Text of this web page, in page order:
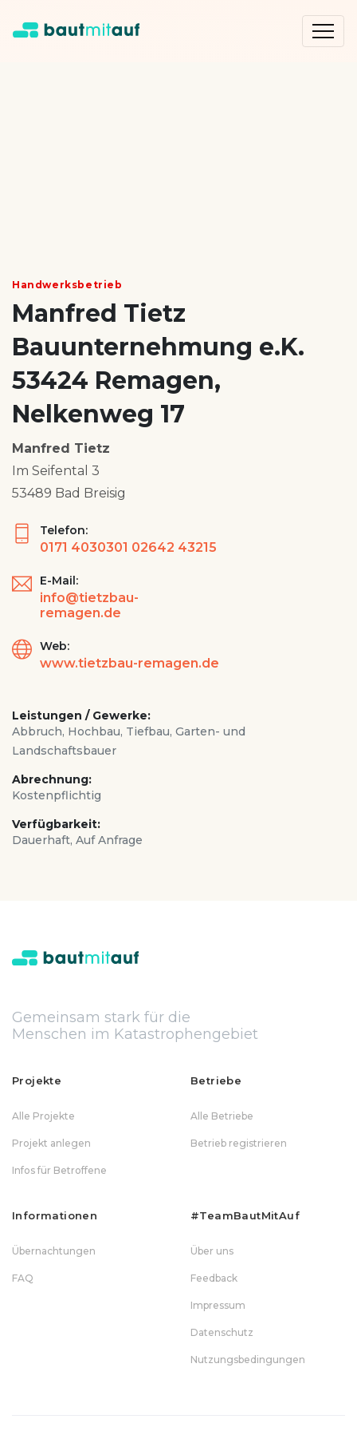
Handwerksbetrieb
Manfred Tietz
Bauunternehmung e.K.
53424 Remagen,
Nelkenweg 17
Manfred Tietz
Im Seifental 3
53489 Bad Breisig
Telefon:
0171 4030301 02642 43215
E-Mail:
info@tietzbau-
remagen.de
Web:
www.tietzbau-remagen.de
Leistungen / Gewerke:
Abbruch, Hochbau, Tiefbau, Garten- und
Landschaftsbauer
Abrechnung:
Kostenpflichtig
Verfügbarkeit:
Dauerhaft, Auf Anfrage
Gemeinsam stark für die
Menschen im Katastrophengebiet
Projekte
Alle Projekte
Projekt anlegen
Infos für Betroffene
Betriebe
Alle Betriebe
Betrieb registrieren
Informationen
Übernachtungen
FAQ
#teamBautMitAuf
Über uns
Feedback
Impressum
Datenschutz
Nutzungsbedingungen